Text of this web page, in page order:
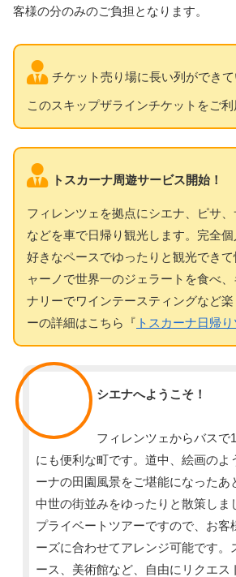
客様の分のみのご負担となります。
チケット売り場に長い列ができ
このスキップザラインチケットをご利
トスカーナ周遊サービス開始！
フィレンツェを拠点にシエナ、ピサ
などを車で日帰り観光します。完全個
好きなペースでゆったりと観光でき
ャーノで世界一のジェラートを食べ
ナリーでワインテースティングなど
ーの詳細はこちら『 トスカーナ日帰
シエナへようこそ！
フィレンツェからバスで
にも便利な町です。道中、絵画のよ
ーナの田園風景をご堪能になったあ
中世の街並みをゆったりと散策しま
プライベートツアーですので、お客
ーズに合わせてアレンジ可能です。
ース、美術館など、自由にリクエス